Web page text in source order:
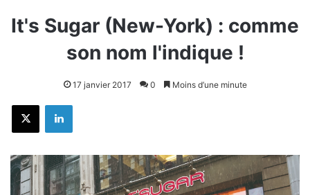
It's Sugar (New-York) : comme
son nom l'indique !
17 janvier 2017 0 Moins d’une minute
X Linkedin